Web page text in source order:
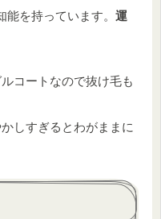
を持っています。 運
コートなので抜け毛も
しすぎるとわがままに